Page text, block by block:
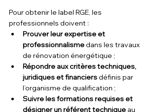
Pour obtenir le label RGE, les
professionnels doivent :
Prouver leur expertise et
professionnalisme dans les travaux
de rénovation énergétique ;
Répondre aux critères techniques,
juridiques et financiers définis par
l’organisme de qualification ;
Suivre les formations requises et
désigner un référent technique au